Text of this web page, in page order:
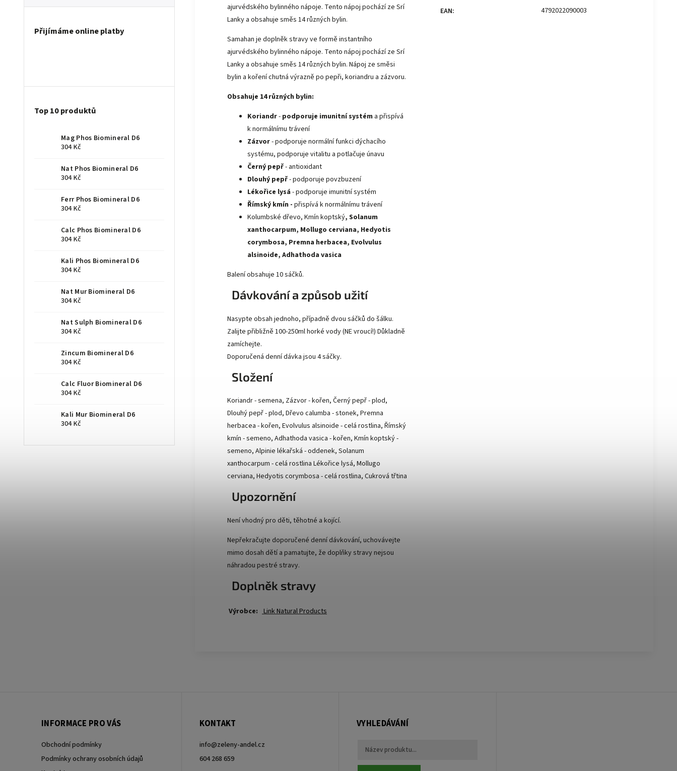
Přijímáme online platby
Top 10 produktů
Mag Phos Biomineral D6
304 Kč
Nat Phos Biomineral D6
304 Kč
Ferr Phos Biomineral D6
304 Kč
Calc Phos Biomineral D6
304 Kč
Kali Phos Biomineral D6
304 Kč
Nat Mur Biomineral D6
304 Kč
Nat Sulph Biomineral D6
304 Kč
Zincum Biomineral D6
304 Kč
Calc Fluor Biomineral D6
304 Kč
Kali Mur Biomineral D6
304 Kč
ajurvédského bylinného nápoje. Tento nápoj pochází ze Srí
Lanky a obsahuje směs 14 různých bylin.
Samahan je doplněk stravy ve formě instantního
ajurvédského bylinného nápoje. Tento nápoj pochází ze Srí
Lanky a obsahuje směs 14 různých bylin. Nápoj ze směsi
bylin a koření chutná výrazně po pepři, koriandru a zázvoru.
Obsahuje 14 různých bylin:
Koriandr- podporuje imunitní systém a přispívá
k normálnímu trávení
Zázvor- podporuje normální funkci dýchacího
systému, podporuje vitalitu a potlačuje únavu
Černý pepř- antioxidant
Dlouhý pepř- podporuje povzbuzení
Lékořice lysá - podporuje imunitní systém
Římský kmín - přispívá k normálnímu trávení
Kolumbské dřevo, Kmín koptský, Solanum
xanthocarpum, Mollugo cerviana, Hedyotis
corymbosa, Premna herbacea, Evolvulus
alsinoide, Adhathoda vasica
Balení obsahuje 10 sáčků.
Dávkování a způsob užití
Nasypte obsah jednoho, případně dvou sáčků do šálku.
Zalijte přibližně 100-250ml horké vody (NE vroucí!) Důkladně
zamíchejte.
Doporučená denní dávka jsou 4 sáčky.
Složení
Koriandr - semena, Zázvor - kořen, Černý pepř - plod,
Dlouhý pepř - plod, Dřevo calumba - stonek, Premna
herbacea - kořen, Evolvulus alsinoide - celá rostlina, Římský
kmín - semeno, Adhathoda vasica - kořen, Kmín koptský -
semeno, Alpinie lékařská - oddenek, Solanum
xanthocarpum - celá rostlina Lékořice lysá, Mollugo
cerviana, Hedyotis corymbosa - celá rostlina, Cukrová třtina
Upozornění
Není vhodný pro děti, těhotné a kojící.
Nepřekračujte doporučené denní dávkování, uchovávejte
mimo dosah dětí a pamatujte, že doplňky stravy nejsou
náhradou pestré stravy.
Doplněk stravy
Výrobce: Link Natural Products
EAN: 4792022090003
INFORMACE PRO VÁS
Obchodní podmínky
Podmínky ochrany osobních údajů
KONTAKT
info@zeleny-andel.cz
604 268 659
VYHLEDÁVÁNÍ